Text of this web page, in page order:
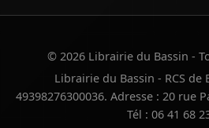
© 2026 Librairie du Bassin -
Librairie du Bassin - RCS de
49398276300036. Adresse : 20 rue
Tél : 06 41 68